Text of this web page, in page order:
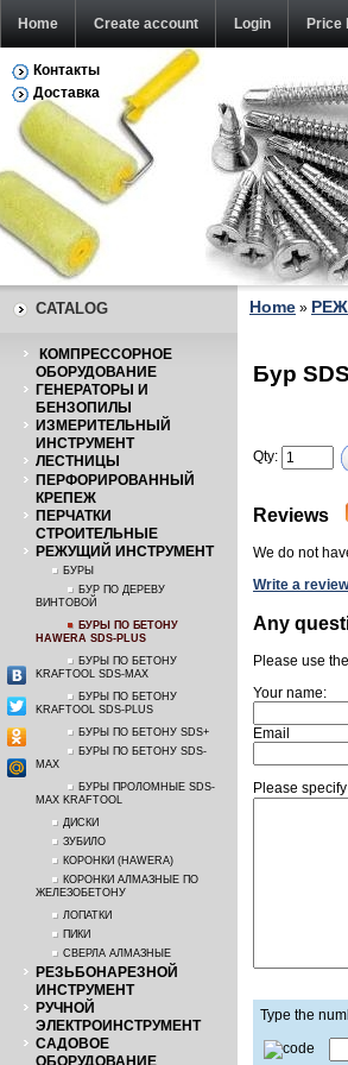
Home Create account Login Price
Контакты
Доставка
CATALOG
КОМПРЕССОРНОЕ
ОБОРУДОВАНИЕ
ГЕНЕРАТОРЫ И
БЕНЗОПИЛЫ
ИЗМЕРИТЕЛЬНЫЙ
ИНСТРУМЕНТ
ЛЕСТНИЦЫ
ПЕРФОРИРОВАННЫЙ
КРЕПЕЖ
ПЕРЧАТКИ
СТРОИТЕЛЬНЫЕ
РЕЖУЩИЙ ИНСТРУМЕНТ
БУРЫ
БУР ПО ДЕРЕВУ
ВИНТОВОЙ
БУРЫ ПО БЕТОНУ
HAWERA SDS-PLUS
БУРЫ ПО БЕТОНУ
KRAFTOOL SDS-MAX
БУРЫ ПО БЕТОНУ
KRAFTOOL SDS-PLUS
БУРЫ ПО БЕТОНУ SDS+
БУРЫ ПО БЕТОНУ SDS-
MAX
БУРЫ ПРОЛОМНЫЕ SDS-
MAX KRAFTOOL
ДИСКИ
ЗУБИЛО
КОРОНКИ (HAWERA)
КОРОНКИ АЛМАЗНЫЕ ПО
ЖЕЛЕЗОБЕТОНУ
ЛОПАТКИ
ПИКИ
СВЕРЛА АЛМАЗНЫЕ
РЕЗЬБОНАРЕЗНОЙ
ИНСТРУМЕНТ
РУЧНОЙ
ЭЛЕКТРОИНСТРУМЕНТ
САДОВОЕ
ОБОРУДОВАНИЕ
Home »
Бур
Qty:
Reviews
We do not
Write a review
Any
Please use
Your name:
Email
Please
Type the